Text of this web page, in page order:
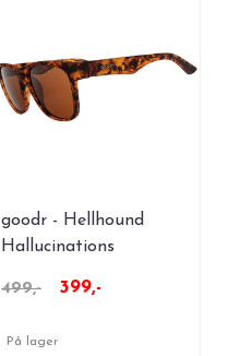
goodr - Hellhound
Hallucinations
499,- 399,-
På lager